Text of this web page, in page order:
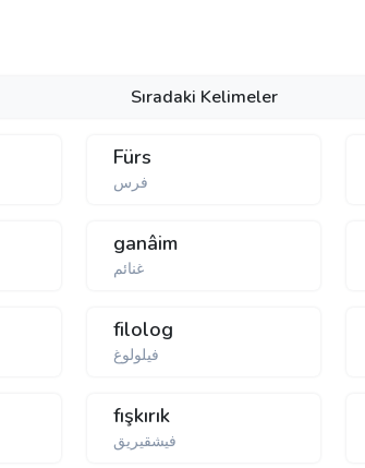
Sıradaki Kelimeler
Fürs
فرس
ganâim
غنائم
filolog
فیلولوغ
fışkırık
فیشقیریق